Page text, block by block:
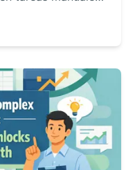
tu hoja de
AI está